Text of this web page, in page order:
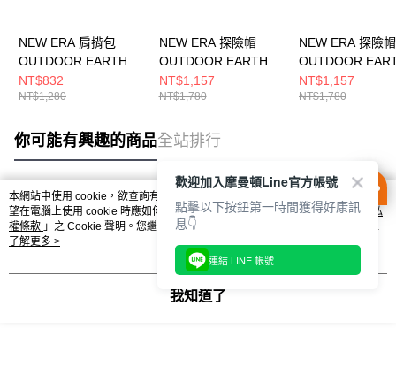
NEW ERA 肩揹包
OUTDOOR EARTH
DAY NE 黑
NE14501355
NT$832
NT$1,280
NEW ERA 探險帽
OUTDOOR EARTH
DAY NE 石灰
NE14499875
NT$1,157
NT$1,780
NEW ERA 探險帽
OUTDOOR
DAY NE 黑
NE14499876
NT$1,157
NT$1,780
你可能有興趣的商品全站排行
熱門標籤
本網站中使用 cookie，欲查詢有關本網站使用 cookie 方式之詳情，及若您不希
望在電腦上使用 cookie 時應如何變更電腦的 cookie 設定，請參閱本網站「
隱私
權條款 」之 Cookie 聲明。您繼續使用本網站即表示您同意本公司得按本網站使
用條款之 Cookie 聲明使用 cookie。
了解更多 >
我知道了
歡迎加入摩曼頓Line官方帳號
點擊以下按鈕第一時間獲得好康訊
息👇
連結 LINE 帳號